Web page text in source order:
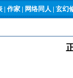
| 作家 | 网络同人 | 玄幻